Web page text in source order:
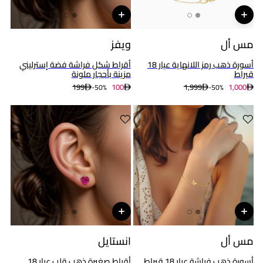
مس أل
أسورة ذهب رمز اللانهاية عيار 18
قيراط
1,999 50%- 1,000
ويفز
أقراط شكل فراشة فضة إسترليني
مزينة بأحجار ملونة
199 50%- 100
مس أل انستايل